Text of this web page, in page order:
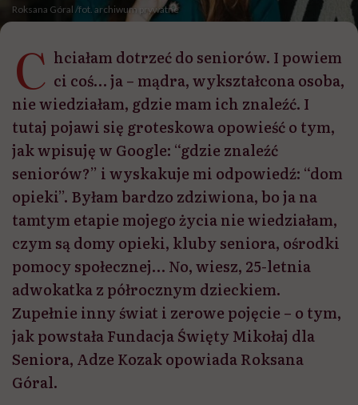
Roksana Góral /fot. archiwum prywatne
C hciałam dotrzeć do seniorów. I powiem
ci coś… ja – mądra, wykształcona osoba,
nie wiedziałam, gdzie mam ich znaleźć. I
tutaj pojawi się groteskowa opowieść o tym,
jak wpisuję w Google: “gdzie znaleźć
seniorów?” i wyskakuje mi odpowiedź: “dom
opieki”. Byłam bardzo zdziwiona, bo ja na
tamtym etapie mojego życia nie wiedziałam,
czym są domy opieki, kluby seniora, ośrodki
pomocy społecznej… No, wiesz, 25-letnia
adwokatka z półrocznym dzieckiem.
Zupełnie inny świat i zerowe pojęcie – o tym,
jak powstała Fundacja Święty Mikołaj dla
Seniora, Adze Kozak opowiada Roksana
Góral.